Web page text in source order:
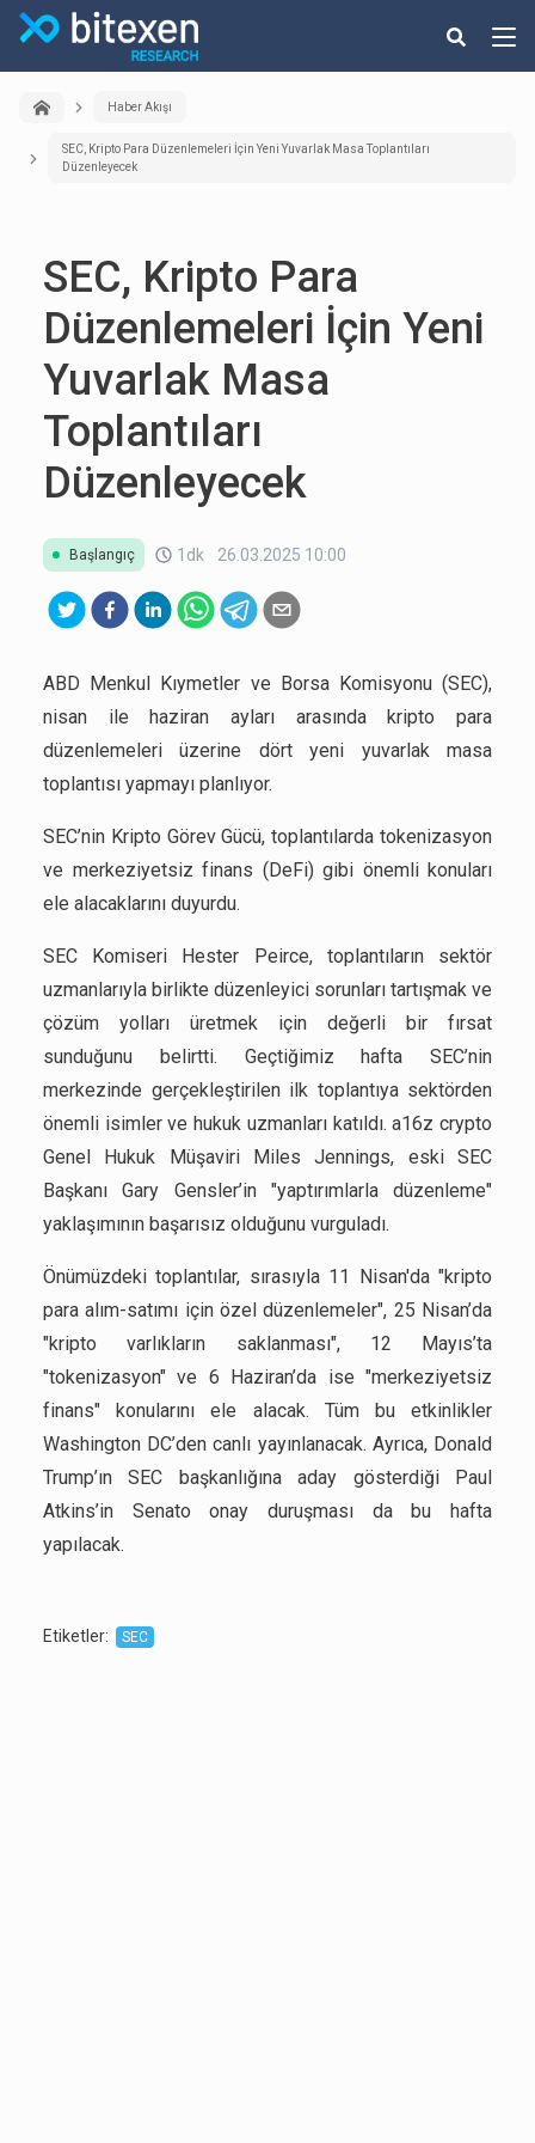
Haber Akışı
SEC, Kripto Para Düzenlemeleri İçin Yeni Yuvarlak Masa Toplantıları
Düzenleyecek
SEC, Kripto Para
Düzenlemeleri İçin Yeni
Yuvarlak Masa
Toplantıları
Düzenleyecek
Başlangıç 1dk 26.03.2025 10:00
ABD Menkul Kıymetler ve Borsa Komisyonu (SEC),
nisan ile haziran ayları arasında kripto para
düzenlemeleri üzerine dört yeni yuvarlak masa
toplantısı yapmayı planlıyor.
SEC’nin Kripto Görev Gücü, toplantılarda tokenizasyon
ve merkeziyetsiz finans (DeFi) gibi önemli konuları
ele alacaklarını duyurdu.
SEC Komiseri Hester Peirce, toplantıların sektör
uzmanlarıyla birlikte düzenleyici sorunları tartışmak ve
çözüm yolları üretmek için değerli bir fırsat
sunduğunu belirtti. Geçtiğimiz hafta SEC’nin
merkezinde gerçekleştirilen ilk toplantıya sektörden
önemli isimler ve hukuk uzmanları katıldı. a16z crypto
Genel Hukuk Müşaviri Miles Jennings, eski SEC
Başkanı Gary Gensler’in "yaptırımlarla düzenleme"
yaklaşımının başarısız olduğunu vurguladı.
Önümüzdeki toplantılar, sırasıyla 11 Nisan'da "kripto
para alım-satımı için özel düzenlemeler", 25 Nisan’da
"kripto varlıkların saklanması", 12 Mayıs’ta
"tokenizasyon" ve 6 Haziran’da ise "merkeziyetsiz
finans" konularını ele alacak. Tüm bu etkinlikler
Washington DC’den canlı yayınlanacak. Ayrıca, Donald
Trump’ın SEC başkanlığına aday gösterdiği Paul
Atkins’in Senato onay duruşması da bu hafta
yapılacak.
Etiketler: SEC